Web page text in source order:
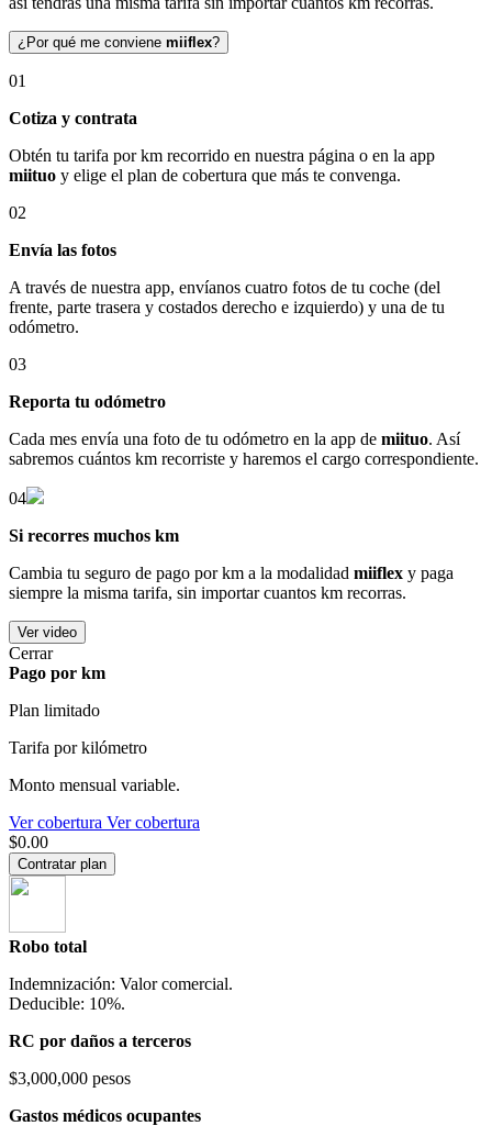
¿Por qué me conviene miiflex?
01
Cotiza y contrata
Obtén tu tarifa por km recorrido en nuestra página o en la app
miituo y elige el plan de cobertura que más te convenga.
02
Envía las fotos
A través de nuestra app, envíanos cuatro fotos de tu coche (del
frente, parte trasera y costados derecho e izquierdo) y una de tu
odómetro.
03
Reporta tu odómetro
Cada mes envía una foto de tu odómetro en la app de miituo. Así
sabremos cuántos km recorriste y haremos el cargo correspondiente.
04
Si recorres muchos km
Cambia tu seguro de pago por km a la modalidad miiflex y paga
siempre la misma tarifa, sin importar cuantos km recorras.
Ver video
Cerrar
Pago por km
Plan limitado
Tarifa por kilómetro
Monto mensual variable.
Ver cobertura Ver cobertura
$0.00
Contratar plan
Robo total
Indemnización: Valor comercial.
Deducible: 10%.
RC por daños a terceros
$3,000,000 pesos
Gastos médicos ocupantes